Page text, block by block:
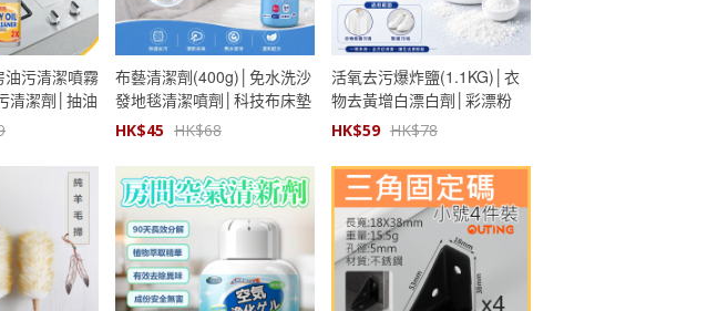
油污清潔噴霧
清潔劑│抽油
潔淨液
布藝清潔劑(400g)│免水洗沙
發地毯清潔噴劑│科技布床墊
免拆乾洗劑
HK$45 HK$68
活氧去污爆炸鹽(1.1KG)│衣
物去黃增白漂白劑│彩漂粉
HK$59 HK$78